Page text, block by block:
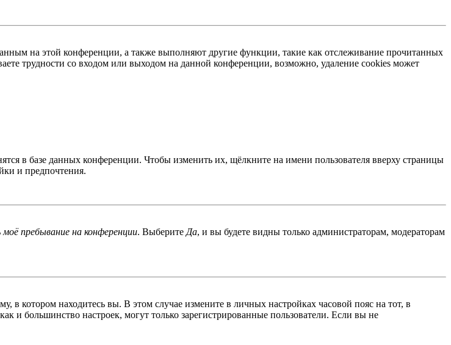
на этой конференции, а также выполняют другие функции, такие как отслеживание прочитанных
трудности со входом или выходом на данной конференции, возможно, удаление cookies может
в базе данных конференции. Чтобы изменить их, щёлкните на имени пользователя вверху страницы
и предпочтения.
пребывание на конференции. ВыберитеДа, и вы будете видны только администраторам, модераторам
в котором находитесь вы. В этом случае измените в личных настройках часовой пояс на тот, в
и большинство настроек, могут только зарегистрированные пользователи. Если вы не